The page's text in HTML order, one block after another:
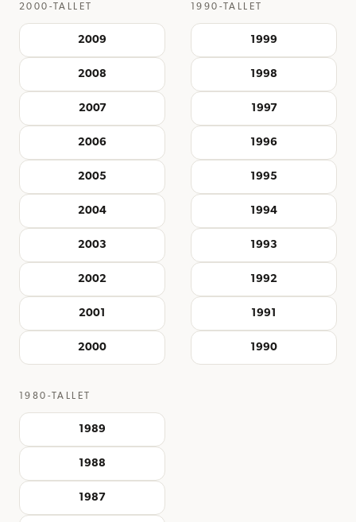
2000-TALLET
2009
2008
2007
2006
2005
2004
2003
2002
2001
2000
1990-TALLET
1999
1998
1997
1996
1995
1994
1993
1992
1991
1990
1980-TALLET
1989
1988
1987